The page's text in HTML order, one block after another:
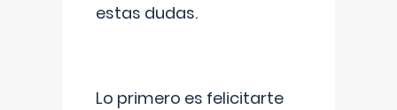
estas dudas.
Lo primero es felicitarte